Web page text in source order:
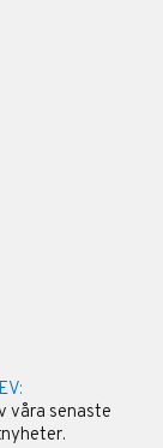
våra senaste